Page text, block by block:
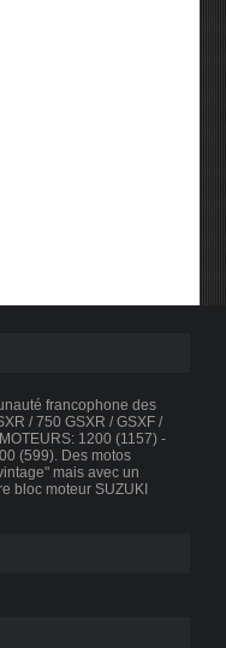
francophone des
/ 750 GSXR / GSXF /
1200 (1157) -
(599). Des motos
mais avec un
bloc moteur SUZUKI